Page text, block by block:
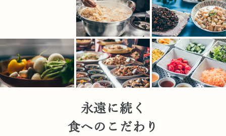
永遠に続く
食へのこだわり